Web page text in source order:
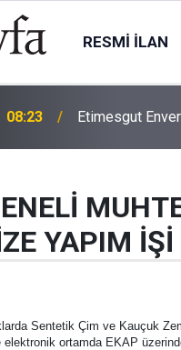
RESMI İLAN
08:23 Etimesgut Enver
YAPIM İŞİ
Sentetik Çim ve Kauçuk
ortamda EKAP